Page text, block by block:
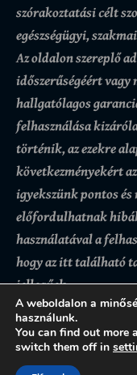
szórakoztatási célt
egészségügyi,
Az oldalon szereplő
időszerűségéért vagy
hallgatólagos
felhasználása
történik, az ezekre
következményekért
igyekszünk pontos
előfordulhatnak
használatával a
hogy az itt található
jellegűek.
Adatkezelési
A weboldalon a
használunk.
You can find out more
switch them off in